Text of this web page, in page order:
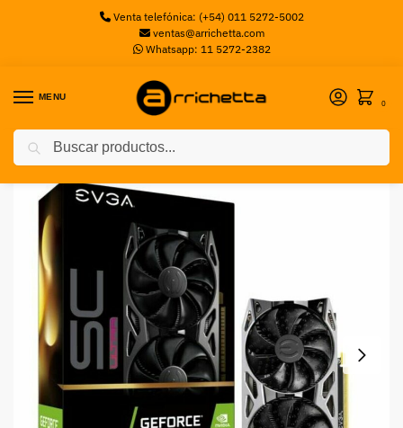
Venta telefónica: (+54) 011 5272-5002
ventas@arrichetta.com
Whatsapp: 11 5272-2382
MENU
0
Inicio Placas de Video / Placa de video EVGA GTX 1650 SUPER SC ULTRA 4GB